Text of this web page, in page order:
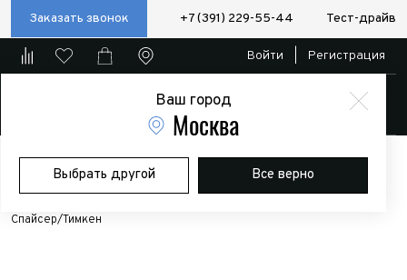
Заказать звонок +7 (391) 229-55-44 Тест-драйв
Ваш город
Москва
Выбрать другой Все верно
Войти Регистрация
Главная Магазин
Дополнительное оборудование
Пневматические/электро блокировки и компрессоры
Дифференциал (межколесный) с электроблокировкой УАЗ мосты
Спайсер/Тимкен